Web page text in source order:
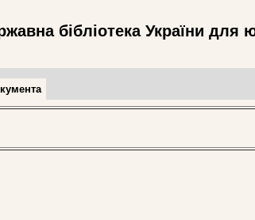
бібліотека України для